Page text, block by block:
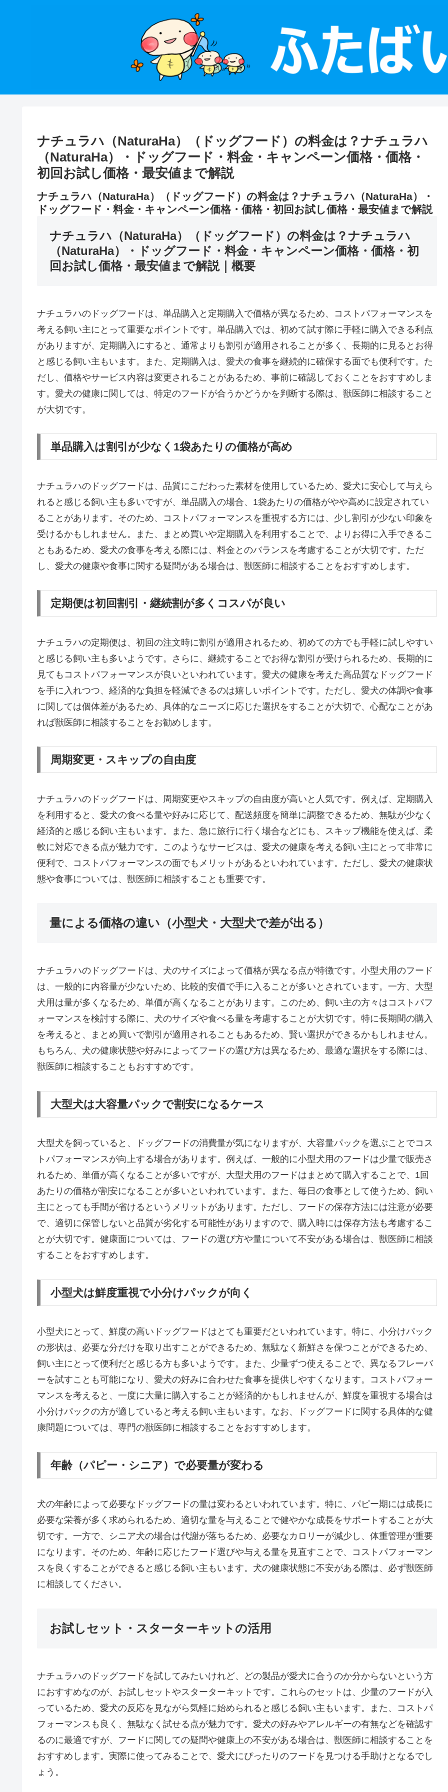
ナチュラハ（NaturaHa）（ドッグフード）の料金は？ナチュラハ
（NaturaHa）・ドッグフード・料金・キャンペーン価格・価格・
初回お試し価格・最安値まで解説
ナチュラハ（NaturaHa）（ドッグフード）の料金は？ナチュラハ（NaturaHa）・
ドッグフード・料金・キャンペーン価格・価格・初回お試し価格・最安値まで解説
ナチュラハ（NaturaHa）（ドッグフード）の料金は？ナチュラハ
（NaturaHa）・ドッグフード・料金・キャンペーン価格・価格・初
回お試し価格・最安値まで解説｜概要
ナチュラハのドッグフードは、単品購入と定期購入で価格が異なるため、コストパフォーマンスを
考える飼い主にとって重要なポイントです。単品購入では、初めて試す際に手軽に購入できる利点
がありますが、定期購入にすると、通常よりも割引が適用されることが多く、長期的に見るとお得
と感じる飼い主もいます。また、定期購入は、愛犬の食事を継続的に確保する面でも便利です。た
だし、価格やサービス内容は変更されることがあるため、事前に確認しておくことをおすすめしま
す。愛犬の健康に関しては、特定のフードが合うかどうかを判断する際は、獣医師に相談すること
が大切です。
単品購入は割引が少なく1袋あたりの価格が高め
ナチュラハのドッグフードは、品質にこだわった素材を使用しているため、愛犬に安心して与えら
れると感じる飼い主も多いですが、単品購入の場合、1袋あたりの価格がやや高めに設定されてい
ることがあります。そのため、コストパフォーマンスを重視する方には、少し割引が少ない印象を
受けるかもしれません。また、まとめ買いや定期購入を利用することで、よりお得に入手できるこ
ともあるため、愛犬の食事を考える際には、料金とのバランスを考慮することが大切です。ただ
し、愛犬の健康や食事に関する疑問がある場合は、獣医師に相談することをおすすめします。
定期便は初回割引・継続割が多くコスパが良い
ナチュラハの定期便は、初回の注文時に割引が適用されるため、初めての方でも手軽に試しやすい
と感じる飼い主も多いようです。さらに、継続することでお得な割引が受けられるため、長期的に
見てもコストパフォーマンスが良いといわれています。愛犬の健康を考えた高品質なドッグフード
を手に入れつつ、経済的な負担を軽減できるのは嬉しいポイントです。ただし、愛犬の体調や食事
に関しては個体差があるため、具体的なニーズに応じた選択をすることが大切で、心配なことがあ
れば獣医師に相談することをお勧めします。
周期変更・スキップの自由度
ナチュラハのドッグフードは、周期変更やスキップの自由度が高いと人気です。例えば、定期購入
を利用すると、愛犬の食べる量や好みに応じて、配送頻度を簡単に調整できるため、無駄が少なく
経済的と感じる飼い主もいます。また、急に旅行に行く場合などにも、スキップ機能を使えば、柔
軟に対応できる点が魅力です。このようなサービスは、愛犬の健康を考える飼い主にとって非常に
便利で、コストパフォーマンスの面でもメリットがあるといわれています。ただし、愛犬の健康状
態や食事については、獣医師に相談することも重要です。
量による価格の違い（小型犬・大型犬で差が出る）
ナチュラハのドッグフードは、犬のサイズによって価格が異なる点が特徴です。小型犬用のフード
は、一般的に内容量が少ないため、比較的安価で手に入ることが多いとされています。一方、大型
犬用は量が多くなるため、単価が高くなることがあります。このため、飼い主の方々はコストパフ
ォーマンスを検討する際に、犬のサイズや食べる量を考慮することが大切です。特に長期間の購入
を考えると、まとめ買いで割引が適用されることもあるため、賢い選択ができるかもしれません。
もちろん、犬の健康状態や好みによってフードの選び方は異なるため、最適な選択をする際には、
獣医師に相談することもおすすめです。
大型犬は大容量パックで割安になるケース
大型犬を飼っていると、ドッグフードの消費量が気になりますが、大容量パックを選ぶことでコス
トパフォーマンスが向上する場合があります。例えば、一般的に小型犬用のフードは少量で販売さ
れるため、単価が高くなることが多いですが、大型犬用のフードはまとめて購入することで、1回
あたりの価格が割安になることが多いといわれています。また、毎日の食事として使うため、飼い
主にとっても手間が省けるというメリットがあります。ただし、フードの保存方法には注意が必要
で、適切に保管しないと品質が劣化する可能性がありますので、購入時には保存方法も考慮するこ
とが大切です。健康面については、フードの選び方や量について不安がある場合は、獣医師に相談
することをおすすめします。
小型犬は鮮度重視で小分けパックが向く
小型犬にとって、鮮度の高いドッグフードはとても重要だといわれています。特に、小分けパック
の形状は、必要な分だけを取り出すことができるため、無駄なく新鮮さを保つことができるため、
飼い主にとって便利だと感じる方も多いようです。また、少量ずつ使えることで、異なるフレーバ
ーを試すことも可能になり、愛犬の好みに合わせた食事を提供しやすくなります。コストパフォー
マンスを考えると、一度に大量に購入することが経済的かもしれませんが、鮮度を重視する場合は
小分けパックの方が適していると考える飼い主もいます。なお、ドッグフードに関する具体的な健
康問題については、専門の獣医師に相談することをおすすめします。
年齢（パピー・シニア）で必要量が変わる
犬の年齢によって必要なドッグフードの量は変わるといわれています。特に、パピー期には成長に
必要な栄養が多く求められるため、適切な量を与えることで健やかな成長をサポートすることが大
切です。一方で、シニア犬の場合は代謝が落ちるため、必要なカロリーが減少し、体重管理が重要
になります。そのため、年齢に応じたフード選びや与える量を見直すことで、コストパフォーマン
スを良くすることができると感じる飼い主もいます。犬の健康状態に不安がある際は、必ず獣医師
に相談してください。
お試しセット・スターターキットの活用
ナチュラハのドッグフードを試してみたいけれど、どの製品が愛犬に合うのか分からないという方
におすすめなのが、お試しセットやスターターキットです。これらのセットは、少量のフードが入
っているため、愛犬の反応を見ながら気軽に始められると感じる飼い主もいます。また、コストパ
フォーマンスも良く、無駄なく試せる点が魅力です。愛犬の好みやアレルギーの有無などを確認す
るのに最適ですが、フードに関しての疑問や健康上の不安がある場合は、獣医師に相談することを
おすすめします。実際に使ってみることで、愛犬にぴったりのフードを見つける手助けとなるでし
ょう。